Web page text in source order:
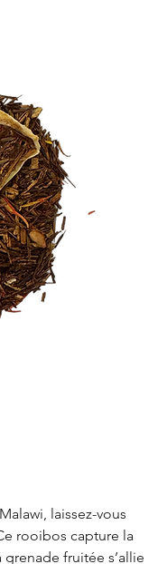
laissez-vous
rooibos capture la
fruitée s’allie